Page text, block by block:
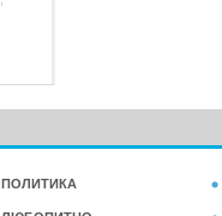
ПОЛИТИКА